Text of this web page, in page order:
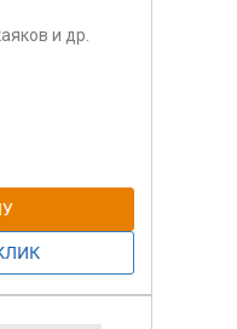
и др.
стеллаж из